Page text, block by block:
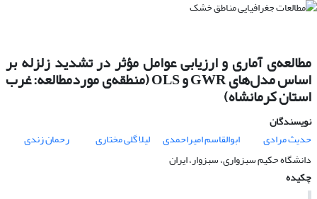
مطالعه‌ی آماری و ارزیابی عوامل مؤثر در تشدید زلزله بر
اساس مدل‌های GWR و OLS (منطقه‌ی موردمطالعه: غرب
استان کرمانشاه)
نویسندگان
حدیث مرادی
ابوالقاسم امیراحمدی لیلا گلی مختاری
رحمان زندی
دانشگاه حکیم سبزواری، سبزوار، ایران
چکیده